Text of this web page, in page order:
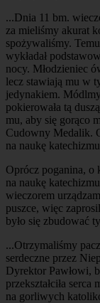
...Dnia 11 bm.
za mieliśmy akurat
spożywaliśmy.
wykładał
nocy. Młodzieniec
lecz stawiają mu w
jedynakiem.
pokierowała tą
mu, aby się gorąco
Cudowny Medalik.
na naukę
Oprócz poganina, o
na naukę
wieczorem
puszce, więc
było się zbudować
...Otrzymaliśmy
serdeczne przez
Dyrektor Pawłowi,
przekształciła
na gorliwych